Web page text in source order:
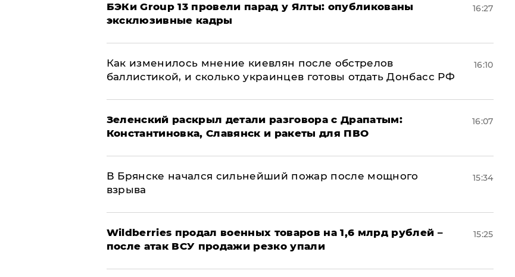
​БЭКи Group 13 провели парад у Ялты: опубликованы
эксклюзивные кадры
16:27
Как изменилось мнение киевлян после обстрелов
баллистикой, и сколько украинцев готовы отдать Донбасс РФ
16:10
​Зеленский раскрыл детали разговора с Драпатым:
Константиновка, Славянск и ракеты для ПВО
16:07
В Брянске начался сильнейший пожар после мощного
взрыва
15:34
​Wildberries продал военных товаров на 1,6 млрд рублей –
после атак ВСУ продажи резко упали
15:25